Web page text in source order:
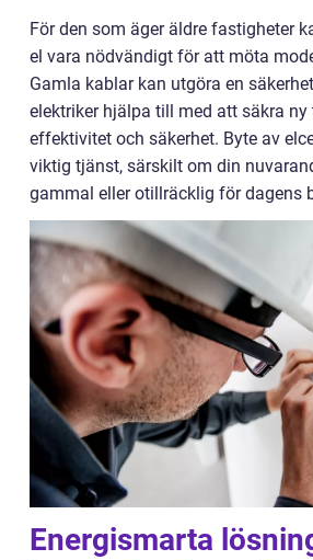
För den som äger äldre fastigheter
el vara nödvändigt för att möta
Gamla kablar kan utgöra en
elektriker hjälpa till med att säkra
effektivitet och säkerhet. Byte av
viktig tjänst, särskilt om din
gammal eller otillräcklig för dagens
Energismarta